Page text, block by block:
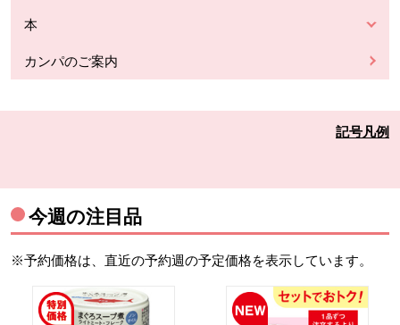
本
カンパのご案内
記号凡例
今週の注目品
※予約価格は、直近の予約週の予定価格を表示しています。